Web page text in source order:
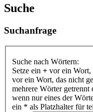
Suche
Suchanfrage
Suche nach Wörtern:
Setze ein + vor ein Wort,
vor ein Wort, das nicht
mehrere Wörter getrennt
wenn nur eines der
ein * als Platzhalter für